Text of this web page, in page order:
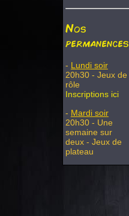
Nos
permanences
- Lundi soir
20h30 - Jeux de
rôle
Inscriptions ici
- Mardi soir
20h30 - Une
semaine sur
deux - Jeux de
plateau